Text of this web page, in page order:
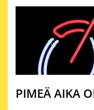
PIMEÄ AIKA